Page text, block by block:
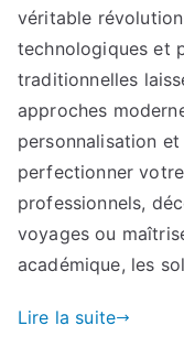
véritable
technologiques et
traditionnelles
approches
personnalisation
perfectionner
professionnels,
voyages ou
académique, les
Lire la suite